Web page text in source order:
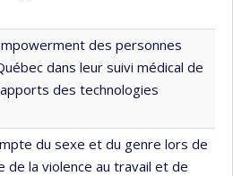
des personnes
dans leur suivi médical de
des technologies
du sexe et du genre lors de
de la violence au travail et de